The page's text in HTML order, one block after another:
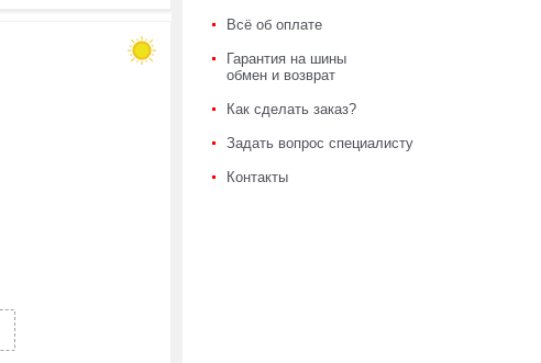
Всё об оплате
Гарантия на шины
обмен и возврат
Как сделать заказ?
Задать вопрос специалисту
Контакты